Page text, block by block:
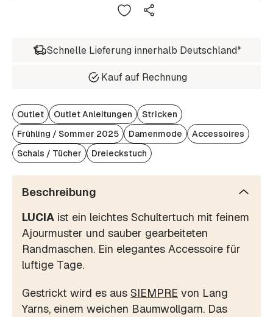
Schnelle Lieferung innerhalb Deutschland*
Kauf auf Rechnung
Outlet Outlet Anleitungen
Stricken
Frühling / Sommer 2025
Damenmode
Accessoires
Schals / Tücher
Dreieckstuch
Beschreibung
LUCIA ist ein leichtes Schultertuch mit feinem
Ajourmuster und sauber gearbeiteten
Randmaschen. Ein elegantes Accessoire für
luftige Tage.
Gestrickt wird es aus SIEMPRE von Lang
Yarns, einem weichen Baumwollgarn. Das